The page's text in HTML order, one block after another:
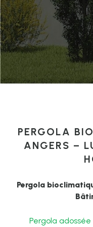
PERGOLA
ANGERS –
Pergola
Pergola adossée